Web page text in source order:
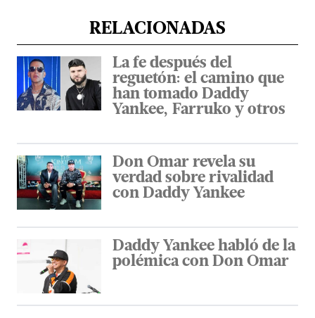
RELACIONADAS
La fe después del
reguetón: el camino que
han tomado Daddy
Yankee, Farruko y otros
Don Omar revela su
verdad sobre rivalidad
con Daddy Yankee
Daddy Yankee habló de la
polémica con Don Omar